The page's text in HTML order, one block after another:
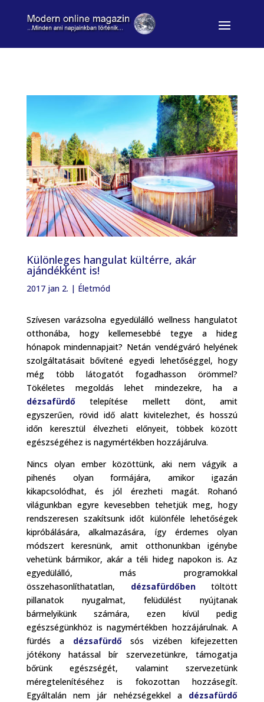
Különleges hangulat kültérre, akár
ajándékként is!
2017 jan 2. | Életmód
Szívesen varázsolna egyedülálló wellness hangulatot
otthonába, hogy kellemesebbé tegye a hideg
hónapok mindennapjait? Netán vendégváró helyének
szolgáltatásait bővítené egyedi lehetőséggel, hogy
még több látogatót fogadhasson örömmel?
Tökéletes megoldás lehet mindezekre, ha a
dézsafürdőtelepítése mellett dönt, amit
egyszerűen, rövid idő alatt kivitelezhet, és hosszú
időn keresztül élvezheti előnyeit, többek között
egészségéhez is nagymértékben hozzájárulva.
Nincs olyan ember közöttünk, aki nem vágyik a
pihenés olyan formájára, amikor igazán
kikapcsolódhat, és jól érezheti magát. Rohanó
világunkban egyre kevesebben tehetjük meg, hogy
rendszeresen szakítsunk időt különféle lehetőségek
kipróbálására, alkalmazására, így érdemes olyan
módszert keresnünk, amit otthonunkban igénybe
vehetünk bármikor, akár a téli hideg napokon is. Az
egyedülálló, más programokkal
összehasonlíthatatlan, dézsafürdőbentöltött
pillanatok nyugalmat, felüdülést nyújtanak
bármelyikünk számára, ezen kívül pedig
egészségünkhöz is nagymértékben hozzájárulnak. A
fürdés a dézsafürdősós vizében kifejezetten
jótékony hatással bír szervezetünkre, támogatja
bőrünk egészségét, valamint szervezetünk
méregtelenítéséhez is fokozottan hozzásegít.
Egyáltalán nem jár nehézségekkel a dézsafürdő